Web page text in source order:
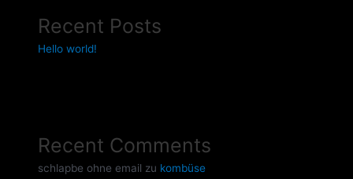
Recent Posts
Hello world!
Recent Comments
schlapbe ohne email zu kombüse